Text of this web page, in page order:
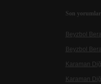
Son yorumlar
Beyzbol
Beyzbol
Karaman
Karaman